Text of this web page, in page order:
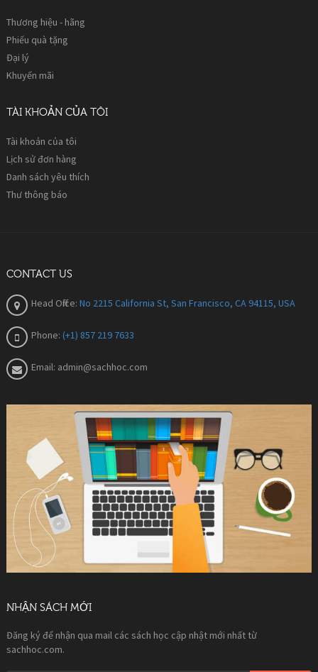
Thương hiệu - hãng
Phiếu quà tặng
Đại lý
Khuyến mãi
TÀI KHOẢN CỦA TÔI
Tài khoản của tôi
Lịch sử đơn hàng
Danh sách yêu thích
Thư thông báo
CONTACT US
Head Office: No 2215 California St, San Francisco, CA 94115, USA
Phone: (+1) 857 219 7633
Email: admin@sachhoc.com
NHẬN SÁCH MỚI
Đăng ký để nhận qua mail các sách học cập nhật mới nhất từ
sachhoc.com.